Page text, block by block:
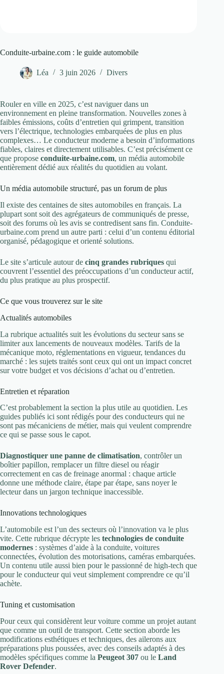
Conduite-urbaine.com : le guide automobile
Léa 3 juin 2026 Divers
Rouler en ville en 2025, c’est naviguer dans un
environnement en pleine transformation. Nouvelles zones à
faibles émissions, coûts d’entretien qui grimpent, transition
vers l’électrique, technologies embarquées de plus en plus
complexes… Le conducteur moderne a besoin d’informations
fiables, claires et directement utilisables. C’est précisément ce
que propose conduite-urbaine.com, un média automobile
entièrement dédié aux réalités du quotidien au volant.
Un média automobile structuré, pas un forum de plus
Il existe des centaines de sites automobiles en français. La
plupart sont soit des agrégateurs de communiqués de presse,
soit des forums où les avis se contredisent sans fin. Conduite-
urbaine.com prend un autre parti : celui d’un contenu éditorial
organisé, pédagogique et orienté solutions.
Le site s’articule autour de cinq grandes rubriques qui
couvrent l’essentiel des préoccupations d’un conducteur actif,
du plus pratique au plus prospectif.
Ce que vous trouverez sur le site
Actualités automobiles
La rubrique actualités suit les évolutions du secteur sans se
limiter aux lancements de nouveaux modèles. Tarifs de la
mécanique moto, réglementations en vigueur, tendances du
marché : les sujets traités sont ceux qui ont un impact concret
sur votre budget et vos décisions d’achat ou d’entretien.
Entretien et réparation
C’est probablement la section la plus utile au quotidien. Les
guides publiés ici sont rédigés pour des conducteurs qui ne
sont pas mécaniciens de métier, mais qui veulent comprendre
ce qui se passe sous le capot.
Diagnostiquer une panne de climatisation, contrôler un
boîtier papillon, remplacer un filtre diesel ou réagir
correctement en cas de freinage anormal : chaque article
donne une méthode claire, étape par étape, sans noyer le
lecteur dans un jargon technique inaccessible.
Innovations technologiques
L’automobile est l’un des secteurs où l’innovation va le plus
vite. Cette rubrique décrypte les technologies de conduite
modernes : systèmes d’aide à la conduite, voitures
connectées, évolution des motorisations, caméras embarquées.
Un contenu utile aussi bien pour le passionné de high-tech que
pour le conducteur qui veut simplement comprendre ce qu’il
achète.
Tuning et customisation
Pour ceux qui considèrent leur voiture comme un projet autant
que comme un outil de transport. Cette section aborde les
modifications esthétiques et techniques, des ailerons aux
préparations plus poussées, avec des conseils adaptés à des
modèles spécifiques comme la Peugeot 307 ou le Land
Rover Defender.